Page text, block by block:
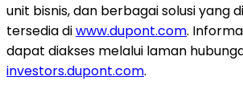
unit bisnis, dan berbagai solusi yang
tersedia diwww.dupont.com.
dapat diakses melalui laman
investors.dupont.com.